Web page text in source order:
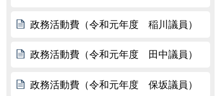
政務活動費（令和元年度 稲川議員）
政務活動費（令和元年度 田中議員）
政務活動費（令和元年度 保坂議員）